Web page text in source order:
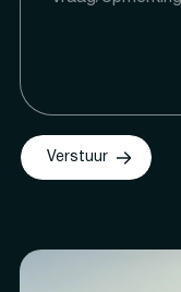
Verstuur